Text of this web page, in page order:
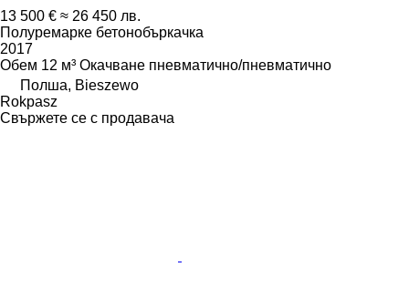
13 500 € ≈ 26 450 лв.
Полуремарке бетонобъркачка
2017
Обем 12 м³ Окачване пневматично/пневматично
Полша, Bieszewo
Rokpasz
Свържете се с продавача